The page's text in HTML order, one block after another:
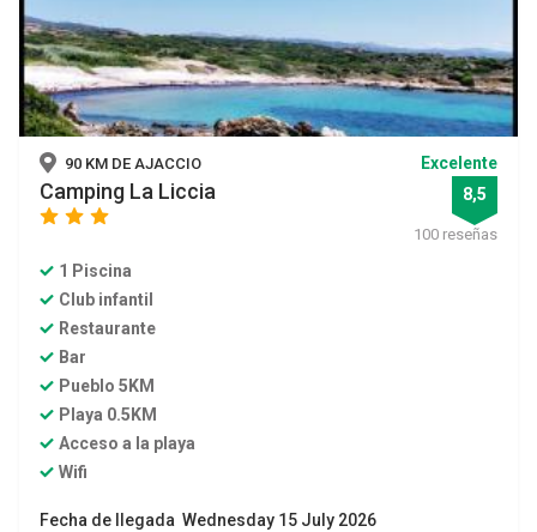
90 KM DE AJACCIO
Camping La Liccia
star star
Excelente
8,5
100 reseñas
1 Piscina
Club infantil
Restaurante
Bar
Pueblo 5KM
Playa 0.5KM
Acceso a la playa
Wifi
Fecha de llegada Wednesday 15 July 2026